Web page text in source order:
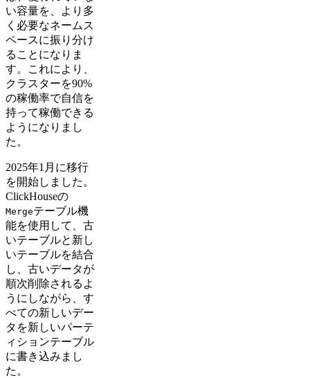
い容量を、より多
く必要なネームス
ペースに振り分け
ることになりま
す。これにより、
クラスターを90%
の稼働率で自信を
持って稼働できる
ようになりまし
た。
2025年1月に移行
を開始しました。
ClickHouseの
Mergeテーブル機
能を使用して、古
いテーブルと新し
いテーブルを結合
し、古いデータが
順次削除されるよ
うにしながら、す
べての新しいデー
タを新しいパーテ
ィションテーブル
に書き込みまし
た。